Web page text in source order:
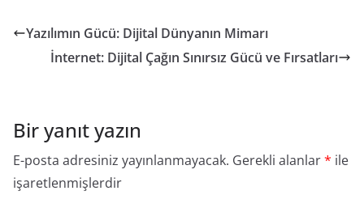
Yazılımın Gücü: Dijital Dünyanın Mimarı
İnternet: Dijital Çağın Sınırsız Gücü ve Fırsatları
Bir yanıt yazın
E-posta adresiniz yayınlanmayacak. Gerekli alanlar* ile
işaretlenmişlerdir